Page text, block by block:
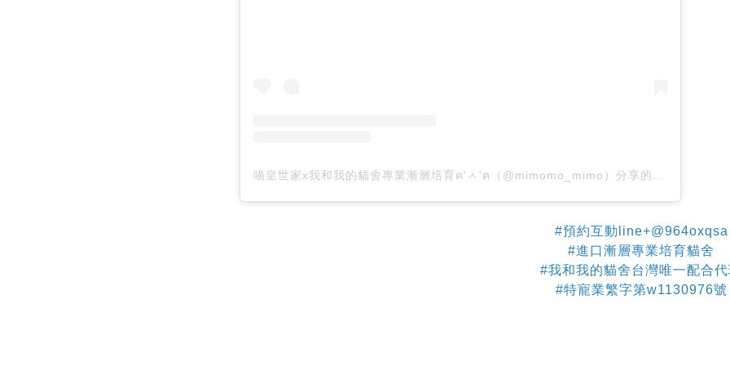
#預約互動line+@964oxqsa
#進口漸層專業培育貓舍
#我和我的貓舍台灣唯一配合
#特寵業繁字第w1130976號